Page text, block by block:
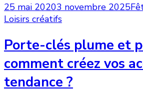
25 mai 20203 novembre 2025
Loisirs créatifs
Porte-clés plume et
comment créez vos
tendance ?